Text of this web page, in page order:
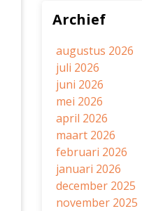
Archief
augustus 2026
juli 2026
juni 2026
mei 2026
april 2026
maart 2026
februari 2026
januari 2026
december 2025
november 2025